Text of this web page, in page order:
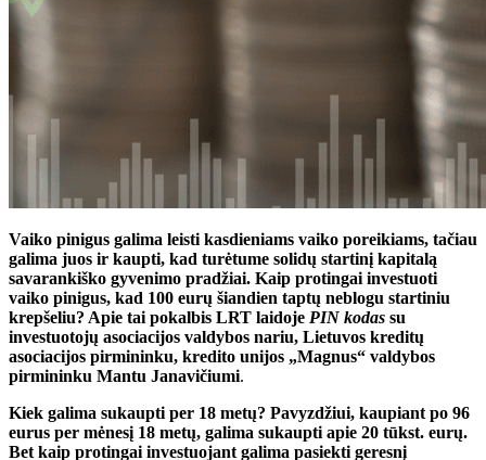
Vaiko pinigus galima leisti kasdieniams vaiko poreikiams, tačiau
galima juos ir kaupti, kad turėtume solidų startinį kapitalą
savarankiško gyvenimo pradžiai. Kaip protingai investuoti
vaiko pinigus, kad 100 eurų šiandien taptų neblogu startiniu
krepšeliu? Apie tai pokalbis LRT laidoje PIN kodas su
investuotojų asociacijos valdybos nariu, Lietuvos kreditų
asociacijos pirmininku, kredito unijos „Magnus“ valdybos
pirmininku Mantu Janavičiumi.
Kiek galima sukaupti per 18 metų? Pavyzdžiui, kaupiant po 96
eurus per mėnesį 18 metų, galima sukaupti apie 20 tūkst. eurų.
Bet kaip protingai investuojant galima pasiekti geresnį